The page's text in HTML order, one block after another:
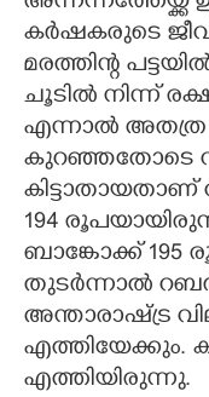
കർഷകരുടെ
മരത്തിന്റ
ചൂടിൽ നിന്ന്
എന്നാൽ അതത്ര
കുറഞ്ഞതോടെ
194
ബാങ്കോക്ക്
തുടർന്നാൽ
അന്താരാഷ്ട്ര
എത്തിയേക്കും.
എത്തിയിരുന്നു.